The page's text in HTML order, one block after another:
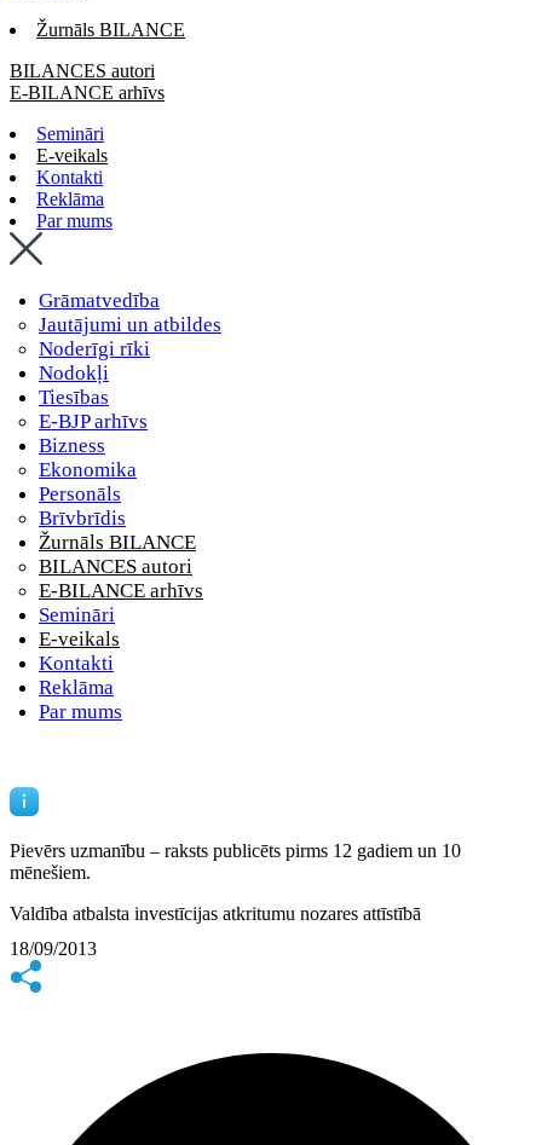
Žurnāls BILANCE
BILANCES autori
E-BILANCE arhīvs
Semināri
E-veikals
Kontakti
Reklāma
Par mums
Grāmatvedība
Jautājumi un atbildes
Noderīgi rīki
Nodokļi
Tiesības
E-BJP arhīvs
Bizness
Ekonomika
Personāls
Brīvbrīdis
Žurnāls BILANCE
BILANCES autori
E-BILANCE arhīvs
Semināri
E-veikals
Kontakti
Reklāma
Par mums
Pievērs uzmanību – raksts publicēts pirms 12 gadiem un 10
mēnešiem.
Valdība atbalsta investīcijas atkritumu nozares attīstībā
18/09/2013